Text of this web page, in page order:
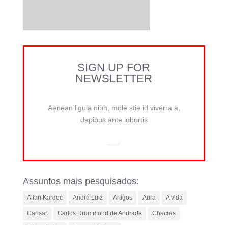
SIGN UP FOR
NEWSLETTER
Aenean ligula nibh, mole stie id viverra a,
dapibus ante lobortis
Assuntos mais pesquisados:
Allan Kardec André Luiz Artigos Aura A vida
Cansar Carlos Drummond de Andrade Chacras